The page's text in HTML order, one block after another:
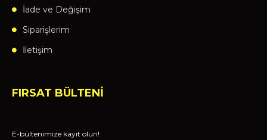
İade ve Değişim
Siparişlerim
İletişim
FIRSAT BÜLTENİ
E-bültenimize kayıt olun!